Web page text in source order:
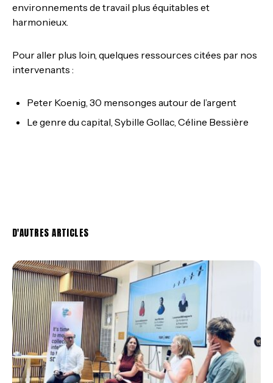
environnements de travail plus équitables et
harmonieux.
Pour aller plus loin, quelques ressources citées par nos
intervenants :
Peter Koenig, 30 mensonges autour de l’argent
Le genre du capital, Sybille Gollac, Céline Bessière
D'AUTRES ARTICLES